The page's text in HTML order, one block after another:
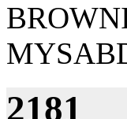
2181